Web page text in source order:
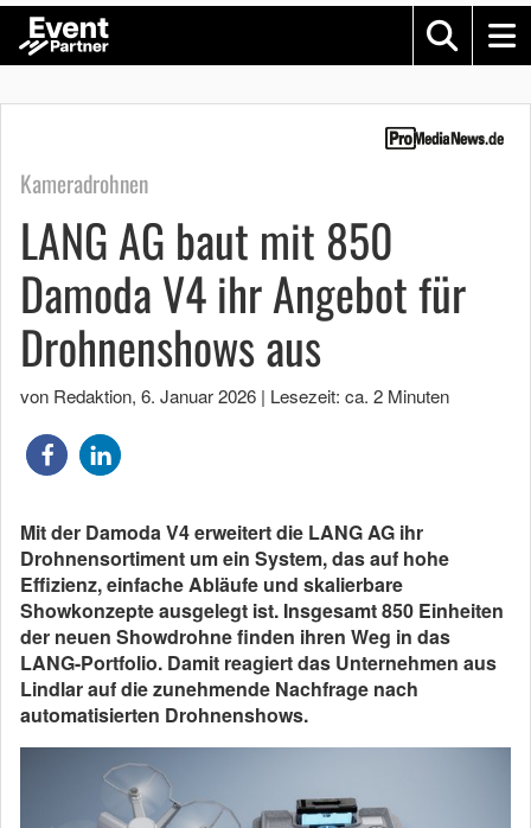
Kameradrohnen
LANG AG baut mit 850
Damoda V4 ihr Angebot für
Drohnenshows aus
von Redaktion, 6. Januar 2026 | Lesezeit: ca. 2 Minuten
Mit der Damoda V4 erweitert die LANG AG ihr
Drohnensortiment um ein System, das auf hohe
Effizienz, einfache Abläufe und skalierbare
Showkonzepte ausgelegt ist. Insgesamt 850 Einheiten
der neuen Showdrohne finden ihren Weg in das
LANG-Portfolio. Damit reagiert das Unternehmen aus
Lindlar auf die zunehmende Nachfrage nach
automatisierten Drohnenshows.